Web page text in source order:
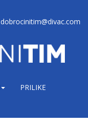
dobrocinitim@divac.com
PRILIKE